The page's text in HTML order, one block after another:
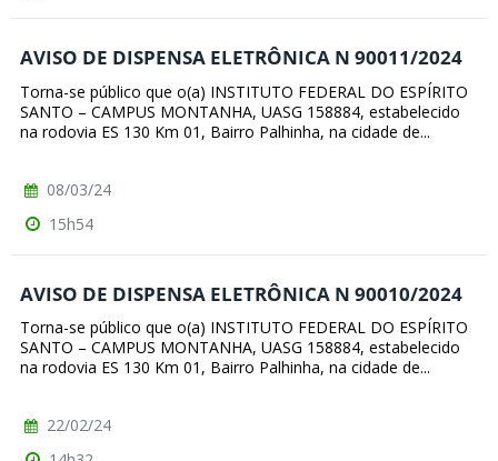
AVISO DE DISPENSA ELETRÔNICA N 90011/2024
Torna-se público que o(a) INSTITUTO FEDERAL DO ESPÍRITO
SANTO – CAMPUS MONTANHA, UASG 158884, estabelecido
na rodovia ES 130 Km 01, Bairro Palhinha, na cidade de...
08/03/24
15h54
AVISO DE DISPENSA ELETRÔNICA N 90010/2024
Torna-se público que o(a) INSTITUTO FEDERAL DO ESPÍRITO
SANTO – CAMPUS MONTANHA, UASG 158884, estabelecido
na rodovia ES 130 Km 01, Bairro Palhinha, na cidade de...
22/02/24